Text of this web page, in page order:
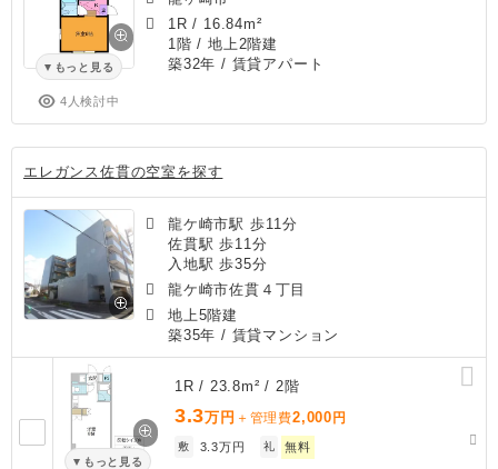
もっと見る
4人検討中
1R / 16.84m²
1階 / 地上2階建
築32年 / 賃貸アパート
エレガンス佐貫の空室を探す
龍ケ崎市駅 歩11分
佐貫駅 歩11分
入地駅 歩35分
龍ケ崎市佐貫４丁目
地上5階建
築35年 / 賃貸マンション
もっと見る
1R / 23.8m² / 2階
3.3万円 ＋管理費2,000 円
敷 3.3万円 礼 無料